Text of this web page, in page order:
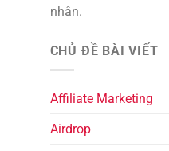
nhân.
CHỦ ĐỀ BÀI VIẾT
Affiliate Marketing
Airdrop